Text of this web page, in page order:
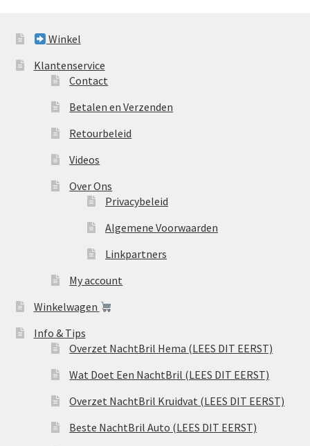
Winkel
Klantenservice
Contact
Betalen en Verzenden
Retourbeleid
Videos
Over Ons
Privacybeleid
Algemene Voorwaarden
Linkpartners
My account
Winkelwagen
Info & Tips
Overzet NachtBril Hema (LEES DIT EERST)
Wat Doet Een NachtBril (LEES DIT EERST)
Overzet NachtBril Kruidvat (LEES DIT EERST)
Beste NachtBril Auto (LEES DIT EERST)